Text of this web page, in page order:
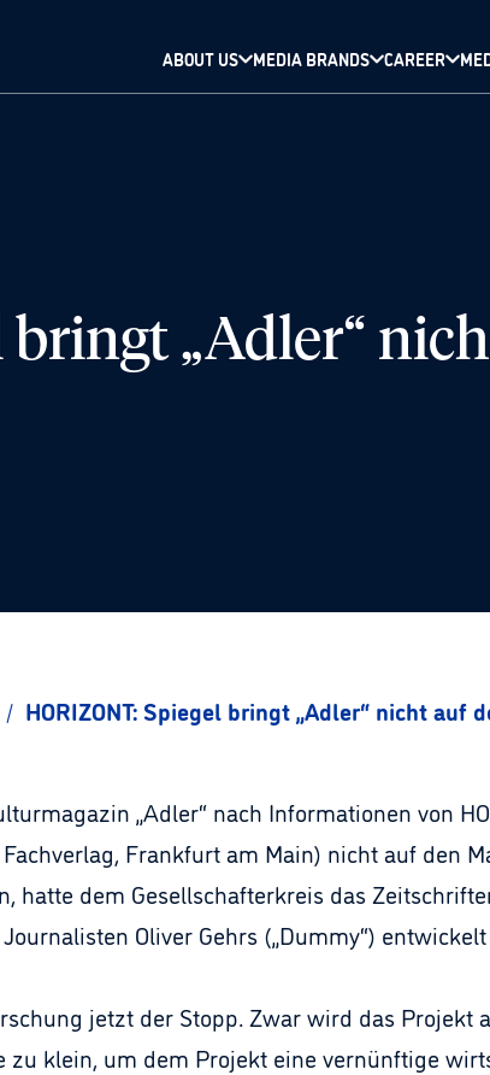
ABOUT US MEDIA BRANDS CAREER
bringt „Adler“
/ HORIZONT: Spiegel bringt „Adler“ nicht auf
„Adler“ nach Informationen von
Frankfurt am Main) nicht auf den
hatte dem Gesellschafterkreis das
Oliver Gehrs („Dummy“)
jetzt der Stopp. Zwar wird das Projekt
klein, um dem Projekt eine vernünftige